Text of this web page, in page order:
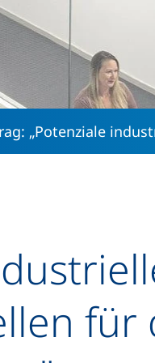
zum Inhalt
„Potenziale
für